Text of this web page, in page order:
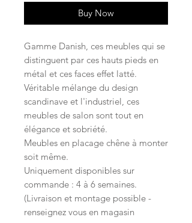
Buy Now
Gamme Danish, ces meubles qui se
distinguent par ces hauts pieds en
métal et ces faces effet latté.
Véritable mélange du design
scandinave et l'industriel, ces
meubles de salon sont tout en
élégance et sobriété.
Meubles en placage chêne à monter
soit même.
Uniquement disponibles sur
commande : 4 à 6 semaines.
(Livraison et montage possible -
renseignez vous en magasin